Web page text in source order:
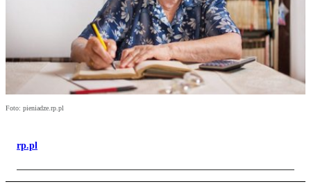
Foto: pieniadze.rp.pl
rp.pl